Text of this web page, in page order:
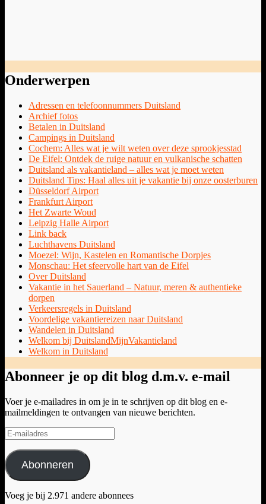
Onderwerpen
Adressen en telefoonnummers Duitsland
Archief fotos
Betalen in Duitsland
Campings in Duitsland
Cochem: Alles wat je wilt weten over deze sprookjesstad
De Eifel: Ontdek de ruige natuur en vulkanische schatten
Duitsland als vakantieland – alles wat je moet weten
Duitsland Tips: Haal alles uit je vakantie bij onze oosterburen
Düsseldorf Airport
Frankfurt Airport
Het Zwarte Woud
Leipzig Halle Airport
Link back
Luchthavens Duitsland
Moezel: Wijn, Kastelen en Romantische Dorpjes
Monschau: Het sfeervolle hart van de Eifel
Over Duitsland
Vakantie in het Sauerland – Natuur, meren & authentieke
dorpen
Verkeersregels in Duitsland
Voordelige vakantiereizen naar Duitsland
Wandelen in Duitsland
Welkom bij DuitslandMijnVakantieland
Welkom in Duitsland
Abonneer je op dit blog d.m.v. e-mail
Voer je e-mailadres in om je in te schrijven op dit blog en e-
mailmeldingen te ontvangen van nieuwe berichten.
E-
mailadres
Abonneren
Voeg je bij 2.971 andere abonnees